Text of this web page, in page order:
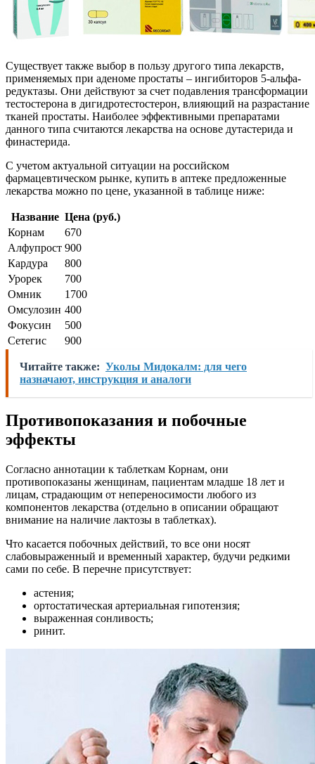
Существует также выбор в пользу другого типа лекарств,
применяемых при аденоме простаты – ингибиторов 5-альфа-
редуктазы. Они действуют за счет подавления трансформации
тестостерона в дигидротестостерон, влияющий на разрастание
тканей простаты. Наиболее эффективными препаратами
данного типа считаются лекарства на основе дутастерида и
финастерида.
С учетом актуальной ситуации на российском
фармацевтическом рынке, купить в аптеке предложенные
лекарства можно по цене, указанной в таблице ниже:
Название Цена (руб.)
Корнам
670
Алфупрост 900
Кардура
800
Урорек
700
Омник
1700
Омсулозин 400
Фокусин
500
Сетегис
900
Читайте также: Уколы Мидокалм: для чего
назначают, инструкция и аналоги
Противопоказания и побочные
эффекты
Согласно аннотации к таблеткам Корнам, они
противопоказаны женщинам, пациентам младше 18 лет и
лицам, страдающим от непереносимости любого из
компонентов лекарства (отдельно в описании обращают
внимание на наличие лактозы в таблетках).
Что касается побочных действий, то все они носят
слабовыраженный и временный характер, будучи редкими
сами по себе. В перечне присутствует:
астения;
ортостатическая артериальная гипотензия;
выраженная сонливость;
ринит.